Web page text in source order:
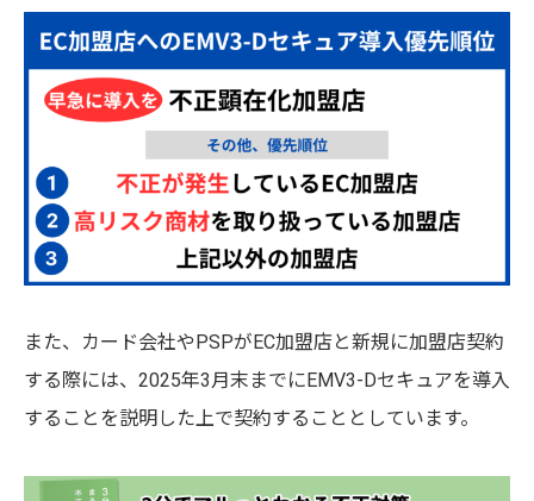
また、カード会社やPSPがEC加盟店と新規に加盟店契約
する際には、2025年3月末までにEMV3-Dセキュアを導入
することを説明した上で契約することとしています。